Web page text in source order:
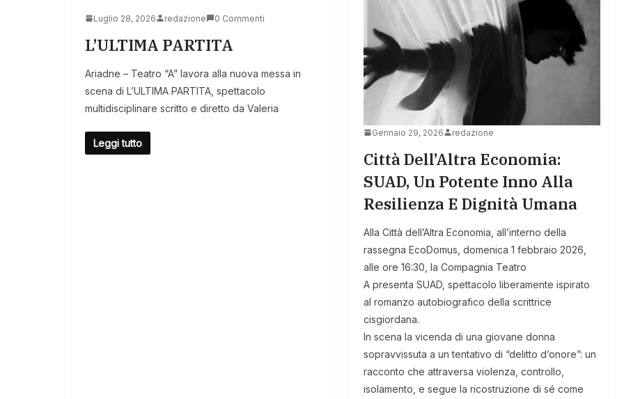
Luglio 28, 2026 redazione 0 Commenti
L’ULTIMA PARTITA
Ariadne – Teatro “A” lavora alla nuova messa in
scena di L’ULTIMA PARTITA, spettacolo
multidisciplinare scritto e diretto da Valeria
Leggi tutto
Gennaio 29, 2026 redazione
Città Dell’Altra Economia:
SUAD, Un Potente Inno Alla
Resilienza E Dignità Umana
Alla Città dell’Altra Economia, all’interno della
rassegna EcoDomus, domenica 1 febbraio 2026,
alle ore 16:30, la Compagnia Teatro
A presenta SUAD, spettacolo liberamente ispirato
al romanzo autobiografico della scrittrice
cisgiordana.
In scena la vicenda di una giovane donna
sopravvissuta a un tentativo di “delitto d’onore”: un
racconto che attraversa violenza, controllo,
isolamento, e segue la ricostruzione di sé come